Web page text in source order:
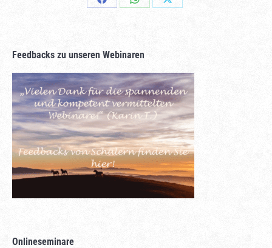
Share
Share
Share
Feedbacks zu unseren Webinaren
Onlineseminare